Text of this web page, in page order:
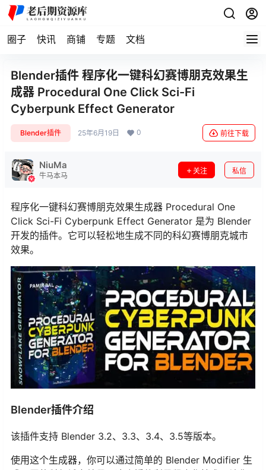
圈子 快讯 商铺 专题 文档
Blender插件 程序化一键科幻赛博朋克效果生
成器 Procedural One Click Sci-Fi
Cyberpunk Effect Generator
Blender插件 25年6月19日 0 前往下载
NiuMa
牛马本马
关注 私信
程序化一键科幻赛博朋克效果生成器 Procedural One
Click Sci-Fi Cyberpunk Effect Generator 是为 Blender
开发的插件。它可以轻松地生成不同的科幻赛博朋克城市
效果。
Blender插件介绍
该插件支持 Blender 3.2、3.3、3.4、3.5等版本。
使用这个生成器，你可以通过简单的 Blender Modifier 生